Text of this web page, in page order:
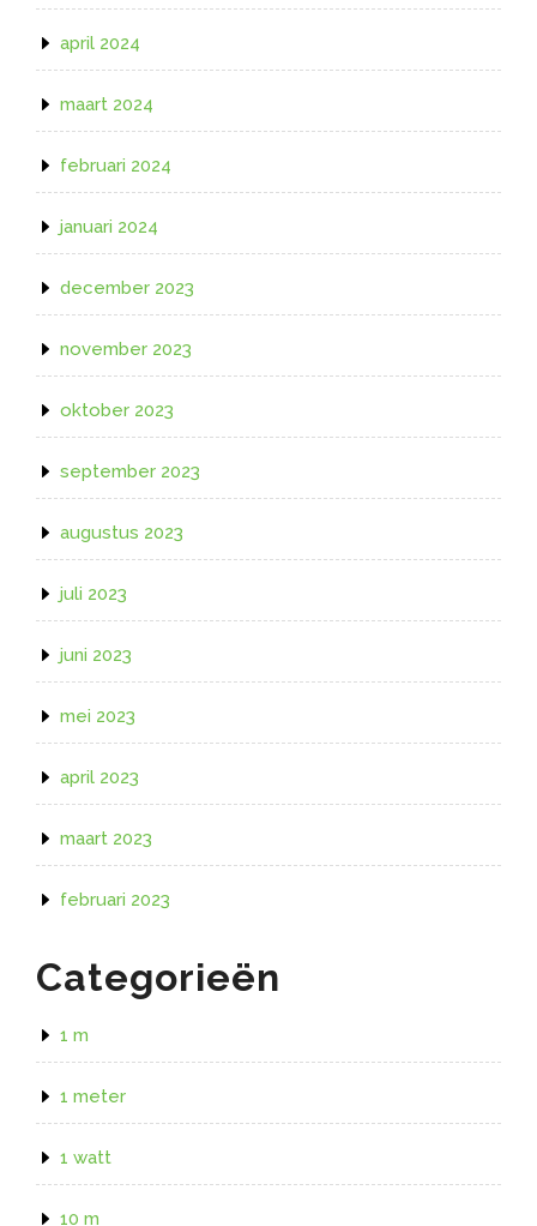
april 2024
maart 2024
februari 2024
januari 2024
december 2023
november 2023
oktober 2023
september 2023
augustus 2023
juli 2023
juni 2023
mei 2023
april 2023
maart 2023
februari 2023
Categorieën
1 m
1 meter
1 watt
10 m